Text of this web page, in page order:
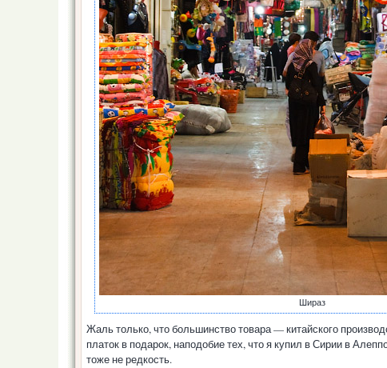
Шираз
Жаль только, что большинство товара — китайского
платок в подарок, наподобие тех, что я купил в Сирии в
тоже не редкость.